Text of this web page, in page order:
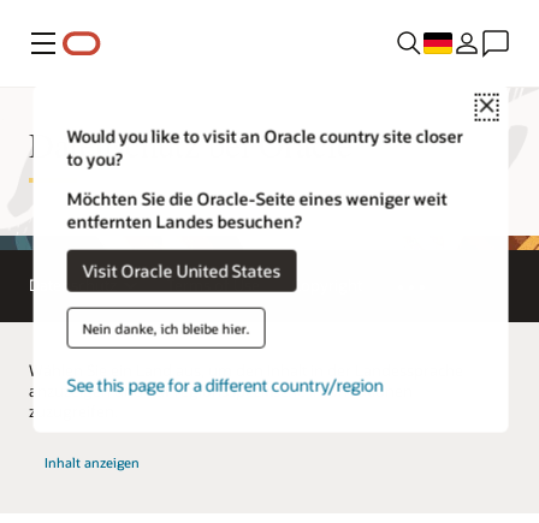
Menü
Close
Would you like to visit an Oracle country site closer
to you?
Möchten Sie die Oracle-Seite eines weniger weit
entfernten Landes besuchen?
Visit Oracle United States
Nein danke, ich bleibe hier.
See this page for a different country/region
Datenschutz bei Oracle
Datenschutz Copyright
Wählen Sie ein Land aus, um den Inhalt in der Landessprache
anzuzeigen und auf regionsspezifische Informationen
zuzugreifen.
Inhalt anzeigen